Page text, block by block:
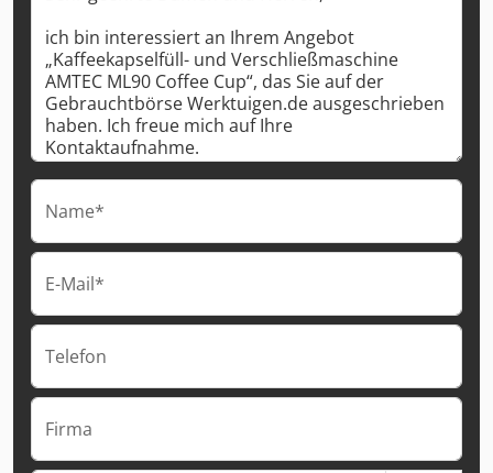
Name*
E-Mail*
Telefon
Firma